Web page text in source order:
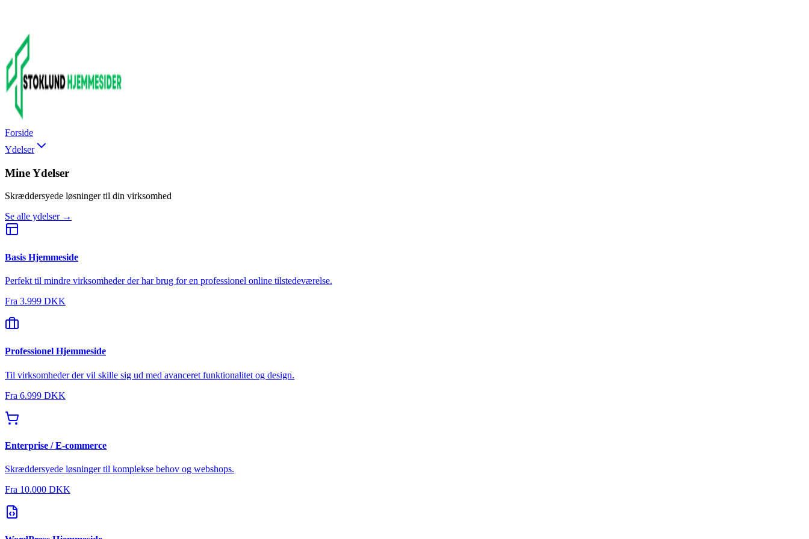
Forside
Ydelser
Mine Ydelser
Skræddersyede løsninger til din virksomhed
Se alle ydelser →
Basis Hjemmeside
Perfekt til mindre virksomheder der har brug for en professionel online tilstedeværelse.
Fra 3.999 DKK
Professionel Hjemmeside
Til virksomheder der vil skille sig ud med avanceret funktionalitet og design.
Fra 6.999 DKK
Enterprise / E-commerce
Skræddersyede løsninger til komplekse behov og webshops.
Fra 10.000 DKK